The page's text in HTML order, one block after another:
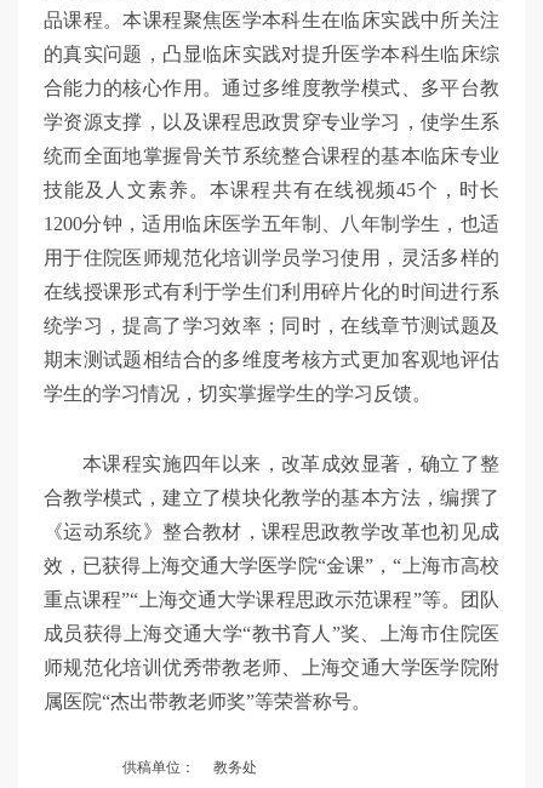
品课程。本课程聚焦医学本科生在临床实践中所关注
的真实问题，凸显临床实践对提升医学本科生临床综
合能力的核心作用。通过多维度教学模式、多平台教
学资源支撑，以及课程思政贯穿专业学习，使学生系
统而全面地掌握骨关节系统整合课程的基本临床专业
技能及人文素养。本课程共有在线视频45个，时长
1200分钟，适用临床医学五年制、八年制学生，也适
用于住院医师规范化培训学员学习使用，灵活多样的
在线授课形式有利于学生们利用碎片化的时间进行系
统学习，提高了学习效率；同时，在线章节测试题及
期末测试题相结合的多维度考核方式更加客观地评估
学生的学习情况，切实掌握学生的学习反馈。
本课程实施四年以来，改革成效显著，确立了整
合教学模式，建立了模块化教学的基本方法，编撰了
《运动系统》整合教材，课程思政教学改革也初见成
效，已获得上海交通大学医学院“金课”，“上海市高校
重点课程”“上海交通大学课程思政示范课程”等。团队
成员获得上海交通大学“教书育人”奖、上海市住院医
师规范化培训优秀带教老师、上海交通大学医学院附
属医院“杰出带教老师奖”等荣誉称号。
供稿单位： 教务处